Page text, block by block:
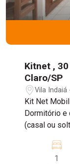
Kitnet ,
Claro/SP
Vila Indaiá
Kit Net
Dormitório e
(casal ou
carro, agua
1